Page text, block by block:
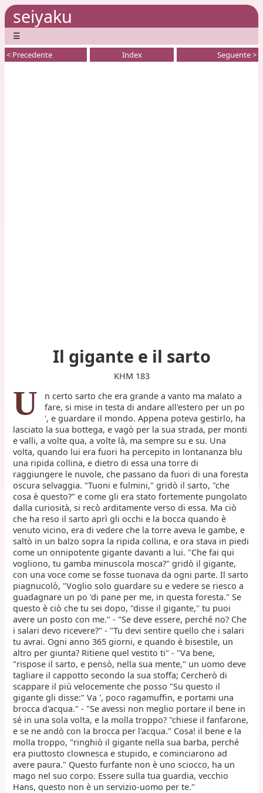
seiyaku
☰
< Precedente Index Seguente >
Il gigante e il sarto
KHM 183
U
n certo sarto che era grande a vanto ma malato a
fare, si mise in testa di andare all'estero per un po
', e guardare il mondo. Appena poteva gestirlo, ha
lasciato la sua bottega, e vagò per la sua strada, per monti
e valli, a volte qua, a volte là, ma sempre su e su. Una
volta, quando lui era fuori ha percepito in lontananza blu
una ripida collina, e dietro di essa una torre di
raggiungere le nuvole, che passano da fuori di una foresta
oscura selvaggia. "Tuoni e fulmini," gridò il sarto, "che
cosa è questo?" e come gli era stato fortemente pungolato
dalla curiosità, si recò arditamente verso di essa. Ma ciò
che ha reso il sarto aprì gli occhi e la bocca quando è
venuto vicino, era di vedere che la torre aveva le gambe, e
saltò in un balzo sopra la ripida collina, e ora stava in piedi
come un onnipotente gigante davanti a lui. "Che fai qui
vogliono, tu gamba minuscola mosca?" gridò il gigante,
con una voce come se fosse tuonava da ogni parte. Il sarto
piagnucolò, "Voglio solo guardare su e vedere se riesco a
guadagnare un po 'di pane per me, in questa foresta." Se
questo è ciò che tu sei dopo, "disse il gigante," tu puoi
avere un posto con me." - "Se deve essere, perché no? Che
i salari devo ricevere?" - "Tu devi sentire quello che i salari
tu avrai. Ogni anno 365 giorni, e quando è bisestile, un
altro per giunta? Ritiene quel vestito ti" - "Va bene,
"rispose il sarto, e pensò, nella sua mente," un uomo deve
tagliare il cappotto secondo la sua stoffa; Cercherò di
scappare il più velocemente che posso "Su questo il
gigante gli disse:" Va ', poco ragamuffin, e portami una
brocca d'acqua." - "Se avessi non meglio portare il bene in
sé in una sola volta, e la molla troppo? "chiese il fanfarone,
e se ne andò con la brocca per l'acqua." Cosa! il bene e la
molla troppo, "ringhiò il gigante nella sua barba, perché
era piuttosto clownesca e stupido, e cominciarono ad
avere paura." Questo furfante non è uno sciocco, ha un
mago nel suo corpo. Essere sulla tua guardia, vecchio
Hans, questo non è un servizio-uomo per te."